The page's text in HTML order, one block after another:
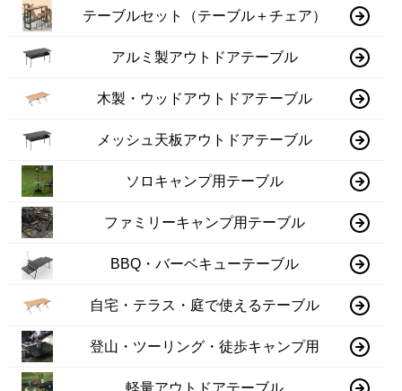
テーブルセット（テーブル＋チェア）
アルミ製アウトドアテーブル
木製・ウッドアウトドアテーブル
メッシュ天板アウトドアテーブル
ソロキャンプ用テーブル
ファミリーキャンプ用テーブル
BBQ・バーベキューテーブル
自宅・テラス・庭で使えるテーブル
登山・ツーリング・徒歩キャンプ用
軽量アウトドアテーブル